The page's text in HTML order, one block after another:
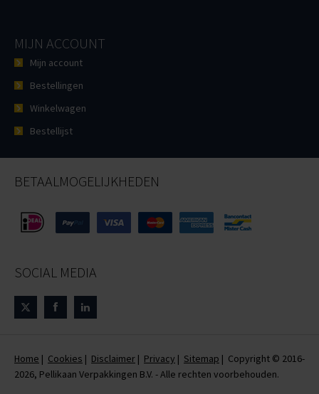
MIJN ACCOUNT
Mijn account
Bestellingen
Winkelwagen
Bestellijst
BETAALMOGELIJKHEDEN
SOCIAL MEDIA
Home | Cookies | Disclaimer | Privacy | Sitemap | Copyright © 2016-
2026, Pellikaan Verpakkingen B.V. - Alle rechten voorbehouden.